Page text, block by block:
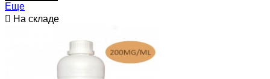
Еще
 На складе